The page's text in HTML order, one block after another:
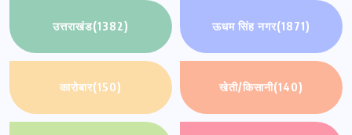
उत्तराखंड(1382) ऊधम सिंह नगर(1871)
कारोबार(150) खेती/किसानी(140)